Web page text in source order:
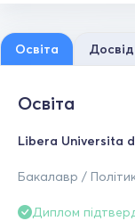
Освіта
Освіта
Libera Universita
Бакалавр /
Диплом